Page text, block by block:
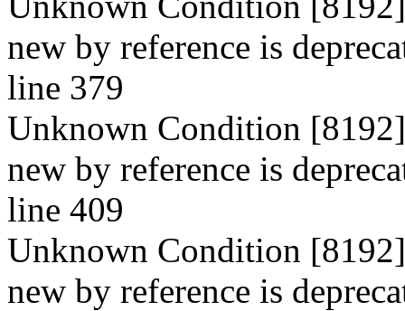
new by reference is
line 379
Unknown Condition
new by reference is
line 409
Unknown Condition
new by reference is